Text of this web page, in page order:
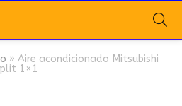
» Aire acondicionado Mitsubishi
1×1